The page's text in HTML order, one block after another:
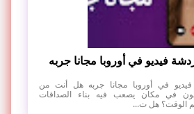
فيديو في أوروبا مجانا جربه
في أوروبا مجانا جربه هل أنت من
في مكان يصعب فيه بناء الصداقات
الوقت؟ هل ت...